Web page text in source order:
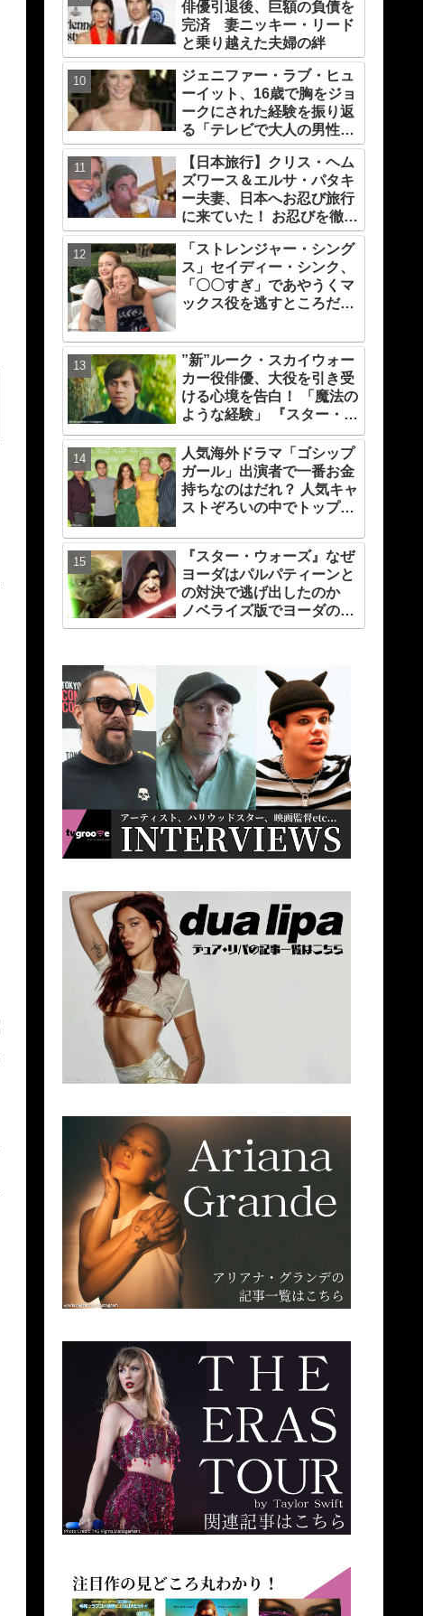
俳優引退後、巨額の負債を
完済 妻ニッキー・リード
と乗り越えた夫婦の絆
ジェニファー・ラブ・ヒュ
ーイット、16歳で胸をジョ
ークにされた経験を振り返
る「テレビで大人の男性が
私の胸を話題にするなん
て・・」
【日本旅行】クリス・ヘム
ズワース＆エルサ・パタキ
ー夫妻、日本へお忍び旅行
に来ていた！ お忍びを徹底
する理由については「（家
族の）写真を撮られるとキ
レそうになる」からという
過去の発言も
「ストレンジャー・シング
ス」セイディー・シンク、
「〇〇すぎ」であやうくマ
ックス役を逃すところだっ
変えたものとは？
”新”ルーク・スカイウォー
カー役俳優、大役を引き受
ける心境を告白！ 「魔法の
ような経験」 『スター・ウ
ォーズ』の一員になれたこ
とによろこび爆発
人気海外ドラマ「ゴシップ
ガール」出演者で一番お金
持ちなのはだれ？ 人気キャ
ストぞろいの中でトップは
『スター・ウォーズ』なぜ
ヨーダはパルパティーンと
の対決で逃げ出したのか
ノベライズ版でヨーダの心
境が明かされる